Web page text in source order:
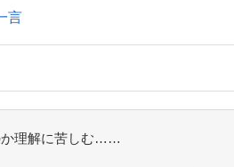
言
か理解に苦しむ……